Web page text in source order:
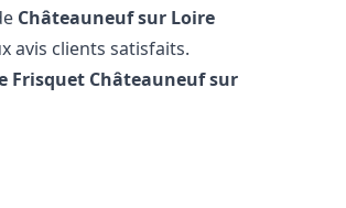
Châteauneuf sur Loire
avis clients satisfaits.
Frisquet Châteauneuf sur